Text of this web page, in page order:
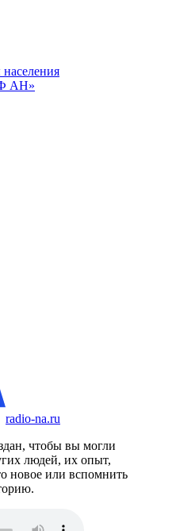
АН»
radio-na.ru
чтобы вы могли
людей, их опыт,
новое или вспомнить